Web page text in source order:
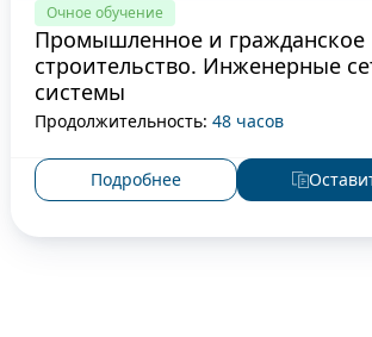
Очное обучение
Промышленное и гражданское
строительство. Инженерные
системы
Продолжительность: 48 часов
Подробнее